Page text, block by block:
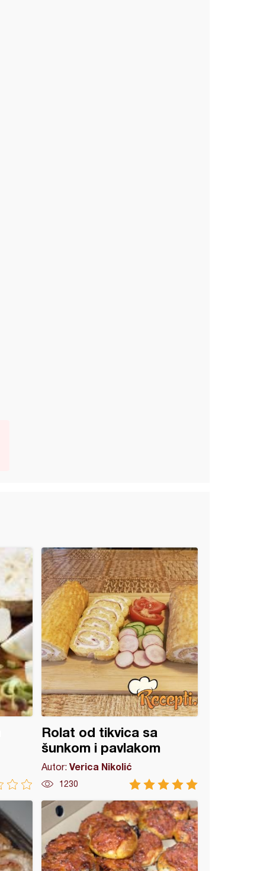
Rolat od tikvica sa
šunkom i pavlakom
Autor:Verica Nikolić
1230